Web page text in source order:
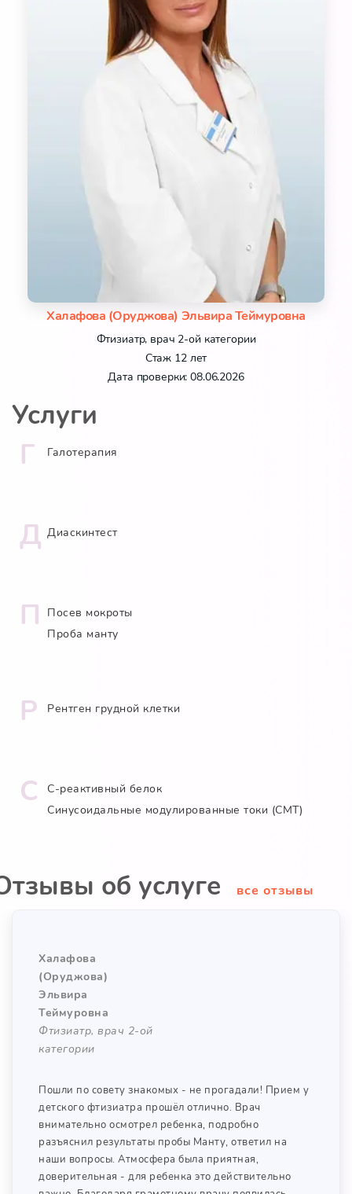
Халафова (Оруджова) Эльвира Теймуровна
Фтизиатр, врач 2-ой категории
Стаж 12 лет
Дата проверки: 08.06.2026
Услуги
Г Галотерапия
Д Диаскинтест
П
Посев мокроты
Проба манту
Р Рентген грудной клетки
С
С-реактивный белок
Синусоидальные модулированные токи (СМТ)
об услуге все отзывы
Халафова
(Оруджова)
Эльвира
Теймуровна
Фтизиатр, врач 2-ой
категории
Пошли по совету знакомых - не прогадали! Прием у
детского фтизиатра прошёл отлично. Врач
внимательно осмотрел ребенка, подробно
разъяснил результаты пробы Манту, ответил на
наши вопросы. Атмосфера была приятная,
доверительная - для ребенка это действительно